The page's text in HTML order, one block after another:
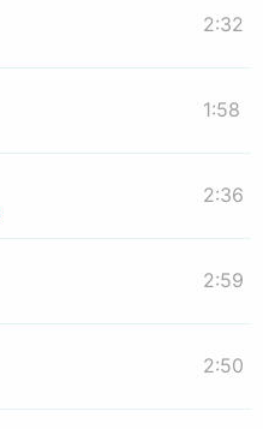
2:32
1:58
2:36
2:59
2:50